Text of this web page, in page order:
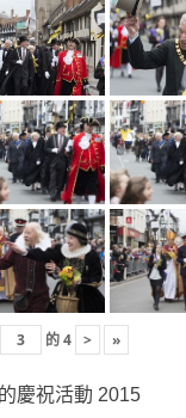
的4 > »
慶祝活動 2015